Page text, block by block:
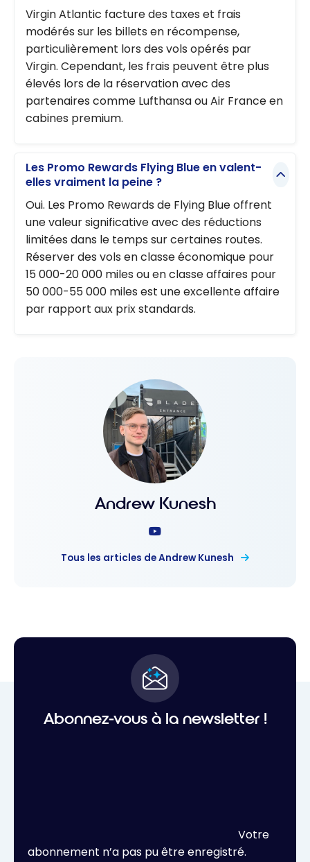
Virgin Atlantic facture des taxes et frais
modérés sur les billets en récompense,
particulièrement lors des vols opérés par
Virgin. Cependant, les frais peuvent être plus
élevés lors de la réservation avec des
partenaires comme Lufthansa ou Air France en
cabines premium.
Les Promo Rewards Flying Blue en valent-
elles vraiment la peine ?
Oui. Les Promo Rewards de Flying Blue offrent
une valeur significative avec des réductions
limitées dans le temps sur certaines routes.
Réserver des vols en classe économique pour
15 000-20 000 miles ou en classe affaires pour
50 000-55 000 miles est une excellente affaire
par rapport aux prix standards.
Andrew Kunesh
Tous les articles de Andrew Kunesh
Abonnez-vous à la newsletter !
Votre
abonnement n’a pas pu être enregistré.